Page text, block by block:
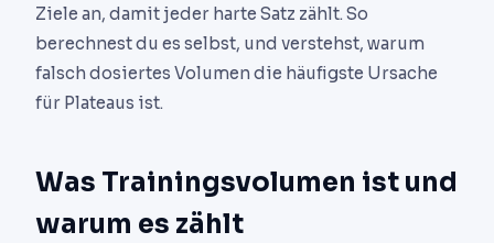
Ziele an, damit jeder harte Satz zählt. So
berechnest du es selbst, und verstehst, warum
falsch dosiertes Volumen die häufigste Ursache
für Plateaus ist.
Was Trainingsvolumen ist und
warum es zählt